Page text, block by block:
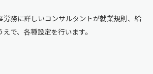
務に詳しいコンサルタントが就業規則、給
で、各種設定を行います。